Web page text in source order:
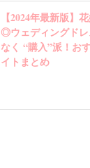
【2024年最新版】
◎ウェディングド
なく “購入”派！お
イトまとめ